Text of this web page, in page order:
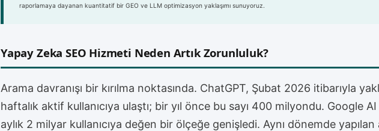
raporlamaya dayanan kuantitatif bir GEO ve LLM optimizasyon yaklaşımı sunuyoruz.
Yapay Zeka SEO Hizmeti Neden Artık Zorunluluk?
Arama davranışı bir kırılma noktasında. ChatGPT, Şubat 2026 itibarıyla
haftalık aktif kullanıcıya ulaştı; bir yıl önce bu sayı 400 milyondu. Google
aylık 2 milyar kullanıcıya değen bir ölçeğe genişledi. Aynı dönemde yapılan